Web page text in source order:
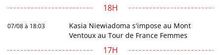
18H
07/08 à 18:03
Kasia Niewiadoma s'impose au Mont
Ventoux au Tour de France Femmes
17H